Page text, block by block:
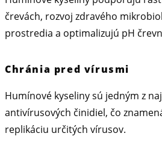
črevách, rozvoj zdravého
prostredia a optimalizujú pH
Chránia pred vírusmi
Humínové kyseliny sú jedným z
antivírusových činidiel, čo
replikáciu určitých vírusov.